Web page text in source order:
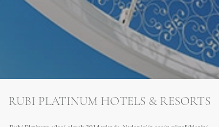
RUBI PLATINUM HOTELS & RESORTS